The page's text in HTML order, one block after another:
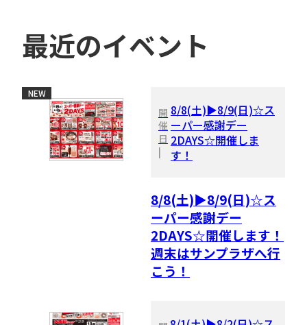
最近のイベント
NEW
開
催
日
|
8/8(土)▶8/9(日)☆ス
ーパー感謝デー
2DAYS☆開催しま
す！
8/8(土)▶8/9(日)☆ス
ーパー感謝デー
2DAYS☆開催します！
週末はサンプラザへ行
こう！